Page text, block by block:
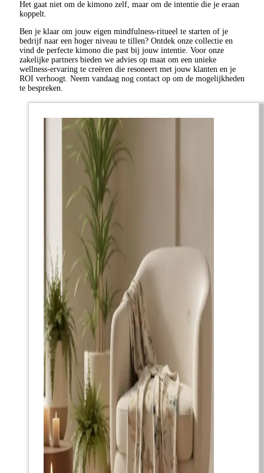
Het gaat niet om de kimono zelf, maar om de intentie die je eraan
koppelt.
Ben je klaar om jouw eigen mindfulness-ritueel te starten of je
bedrijf naar een hoger niveau te tillen? Ontdek onze collectie en
vind de perfecte kimono die past bij jouw intentie. Voor onze
zakelijke partners bieden we advies op maat om een unieke
wellness-ervaring te creëren die resoneert met jouw klanten en je
ROI verhoogt. Neem vandaag nog contact op om de mogelijkheden
te bespreken.